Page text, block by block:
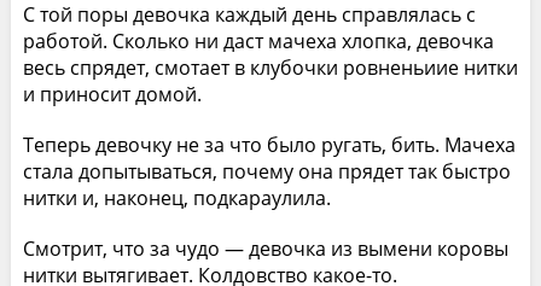
С той поры девочка каждый день справлялась с
работой. Сколько ни даст мачеха хлопка, девочка
весь спрядет, смотает в клубочки ровненьиие нитки
и приносит домой.
Теперь девочку не за что было ругать, бить. Мачеха
стала допытываться, почему она прядет так быстро
нитки и, наконец, подкараулила.
Смотрит, что за чудо — девочка из вымени коровы
нитки вытягивает. Колдовство какое-то.